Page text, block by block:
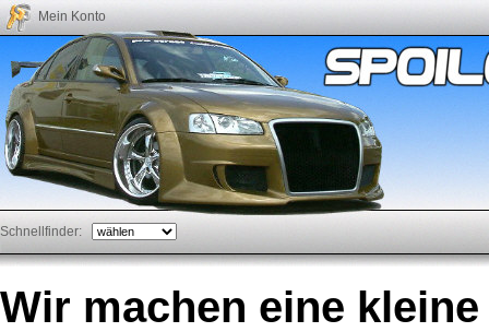
Mein Konto
Schnellfinder:
Wir machen eine kleine